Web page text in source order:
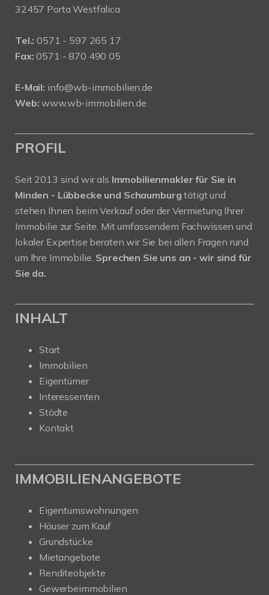
32457 Porta Westfalica
Tel.: 0571 - 597 265 17
Fax: 0571 - 870 490 05
E-Mail: info@wb-immobilien.de
Web: www.wb-immobilien.de
PROFIL
Seit 2013 sind wir als Immobilienmakler für Sie in
Minden - Lübbecke und Schaumburgtätigt und
stehen Ihnen beim Verkauf oder der Vermietung Ihrer
Immobilie zur Seite. Mit umfassendem Fachwissen und
lokaler Expertise beraten wir Sie bei allen Fragen rund
um Ihre Immobilie. Sprechen Sie uns an - wir sind für
Sie da.
INHALT
Start
Immobilien
Eigentümer
Interessenten
Städte
Kontakt
IMMOBILIENANGEBOTE
Eigentumswohnungen
Häuser zum Kauf
Grundstücke
Mietangebote
Renditeobjekte
Gewerbeimmobilien